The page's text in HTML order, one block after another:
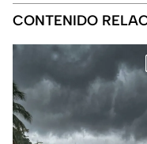
CONTENIDO